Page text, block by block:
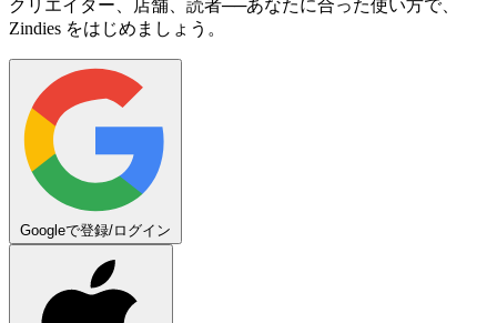
クリエイター、店舗、読者──あなたに合った使い方で、
Zindies をはじめましょう。
Googleで登録/ログイン